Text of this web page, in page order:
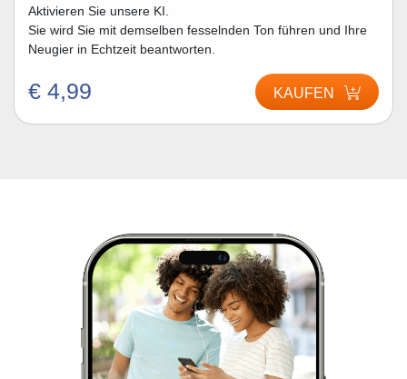
Aktivieren Sie unsere KI.
Sie wird Sie mit demselben fesselnden Ton führen und Ihre
Neugier in Echtzeit beantworten.
€ 4,99 KAUFEN